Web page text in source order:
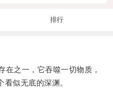
排行
之一，它吞噬一切物质，
似无底的深渊。